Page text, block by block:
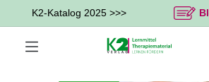
K2-Katalog 2025 >>>